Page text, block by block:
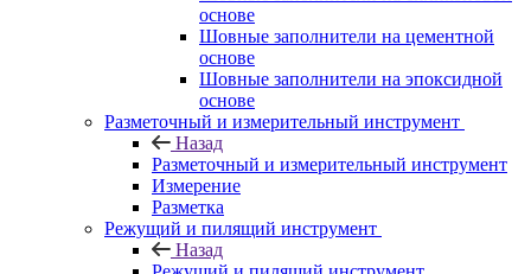
основе
Шовные заполнители на цементной
основе
Шовные заполнители на эпоксидной
основе
Разметочный и измерительный инструмент
Назад
Разметочный и измерительный инструмент
Измерение
Разметка
Режущий и пилящий инструмент
Назад